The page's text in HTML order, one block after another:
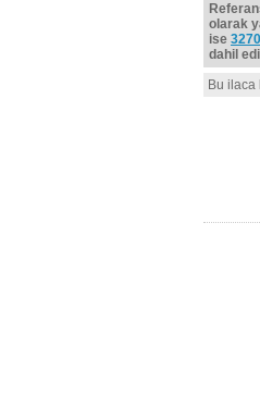
olarak
ise
dahil
Bu ilaca